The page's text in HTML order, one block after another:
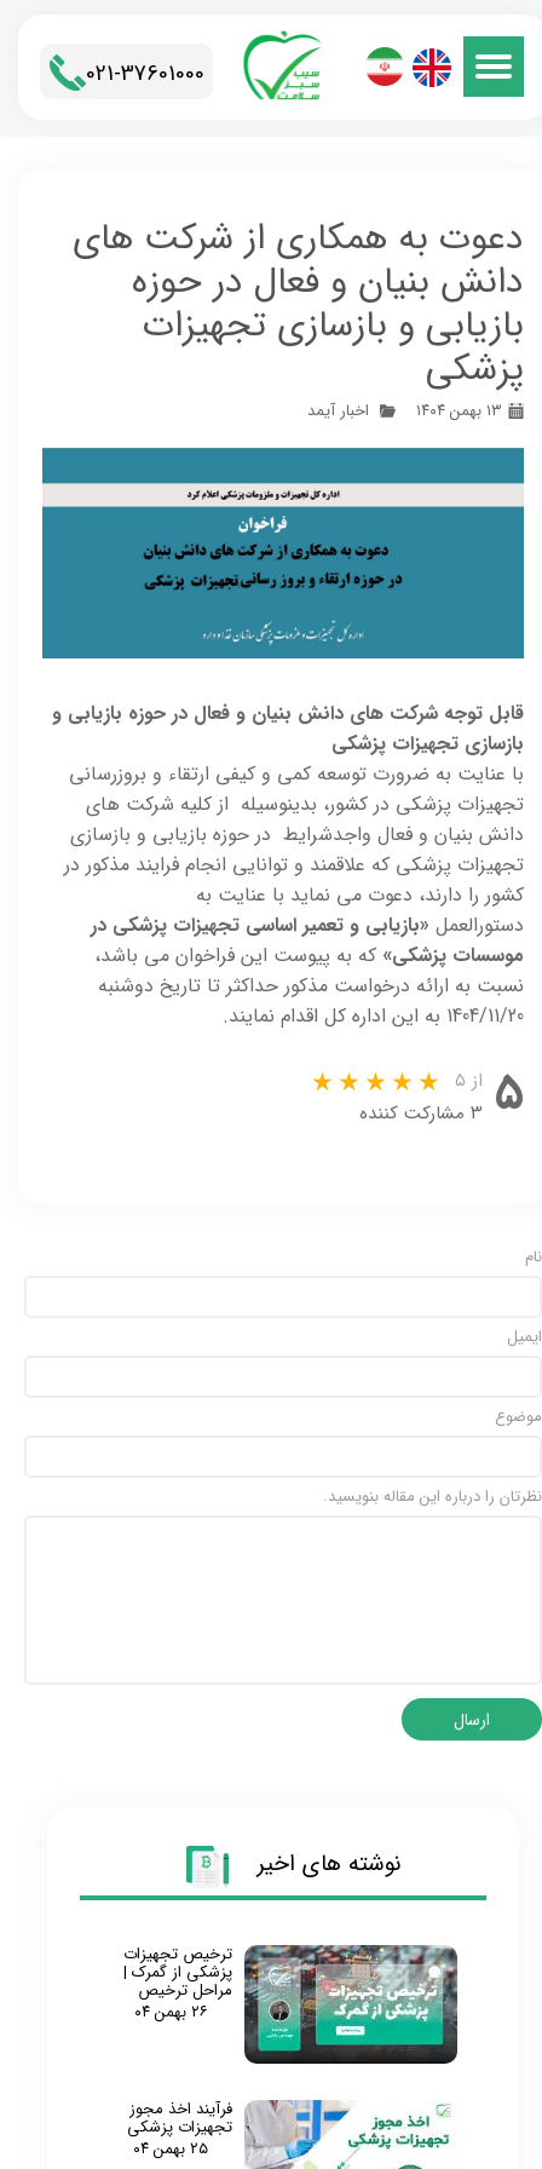
021-37601000​​​​​​​
دعوت به همکاری از شرکت های
دانش بنیان و فعال در حوزه
بازیابی و بازسازی تجهیزات
پزشکی
۱۳ بهمن ۱۴۰۴ اخبار آیمد
قابل توجه شرکت های دانش بنیان و فعال در حوزه بازیابی و
بازسازی تجهیزات پزشکی
با عنایت به ضرورت توسعه کمی و کیفی ارتقاء و بروزرسانی
تجهیزات پزشکی در کشور، بدینوسیله از کلیه شرکت های
دانش بنیان و فعال واجدشرایط در حوزه بازیابی و بازسازی
تجهیزات پزشکی که علاقمند و توانایی انجام فرایند مذکور در
کشور را دارند، دعوت می نماید با عنایت به
دستورالعمل «بازیابی و تعمیر اساسی تجهیزات پزشکی در
موسسات پزشکی» که به پیوست این فراخوان می باشد،
نسبت به ارائه درخواست مذکور حداکثر تا تاریخ دوشنبه
1404/11/20 به این اداره کل اقدام نمایند.
۵ از ۵
۳ مشارکت کننده
نام
ایمیل
موضوع
نظرتان را درباره این مقاله بنویسید.
ارسال
نوشته های اخیر
ترخیص تجهیزات
پزشکی از گمرک |
مراحل ترخیص
۲۶ بهمن ۰۴
فرآیند اخذ مجوز
تجهیزات پزشکی
۲۵ بهمن ۰۴